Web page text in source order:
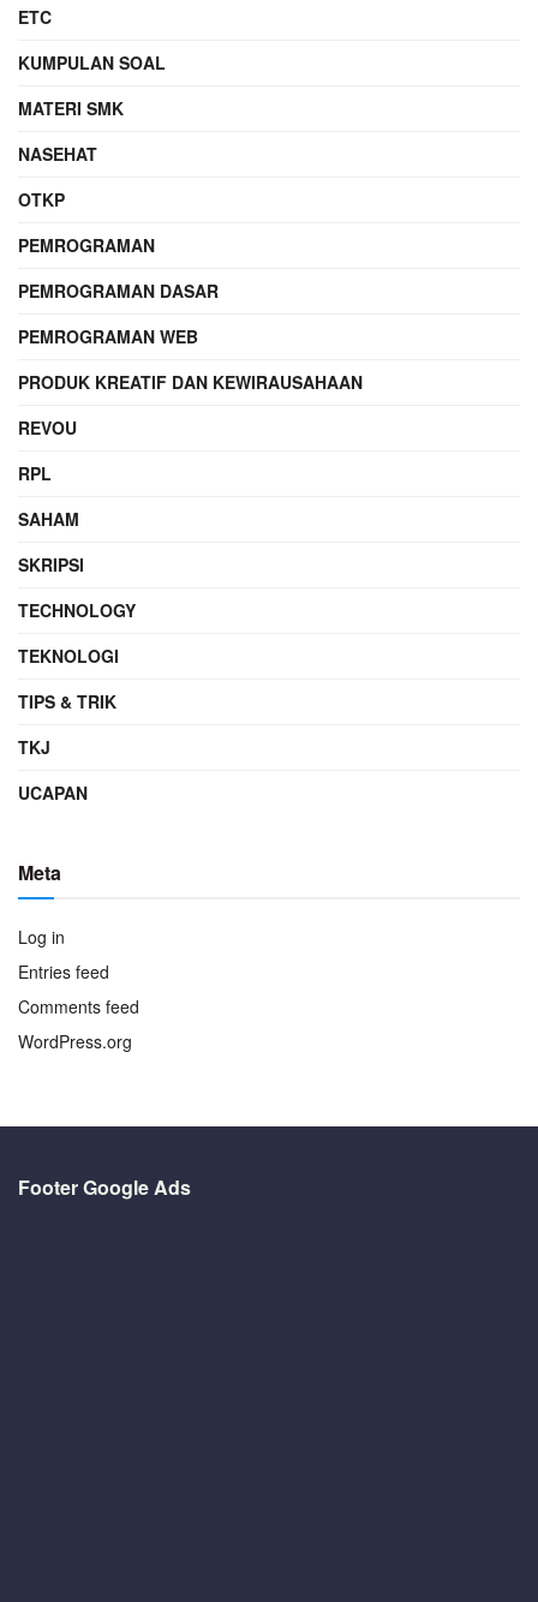
ETC
KUMPULAN SOAL
MATERI SMK
NASEHAT
OTKP
PEMROGRAMAN
PEMROGRAMAN DASAR
PEMROGRAMAN WEB
PRODUK KREATIF DAN KEWIRAUSAHAAN
REVOU
RPL
SAHAM
SKRIPSI
TECHNOLOGY
TEKNOLOGI
TIPS & TRIK
TKJ
UCAPAN
Meta
Log in
Entries feed
Comments feed
WordPress.org
Footer Google Ads